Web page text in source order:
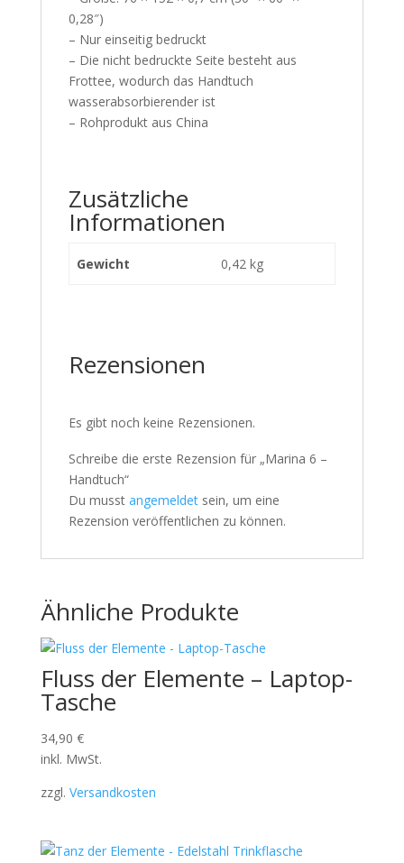
0,28″)
– Nur einseitig bedruckt
– Die nicht bedruckte Seite besteht aus
Frottee, wodurch das Handtuch
wasserabsorbierender ist
– Rohprodukt aus China
Zusätzliche
Informationen
Gewicht 0,42 kg
Rezensionen
Es gibt noch keine Rezensionen.
Schreibe die erste Rezension für „Marina 6 –
Handtuch“
Du musst angemeldetsein, um eine
Rezension veröffentlichen zu können.
Ähnliche Produkte
Fluss der Elemente – Laptop-
Tasche
34,90 €
inkl. MwSt.
zzgl. Versandkosten